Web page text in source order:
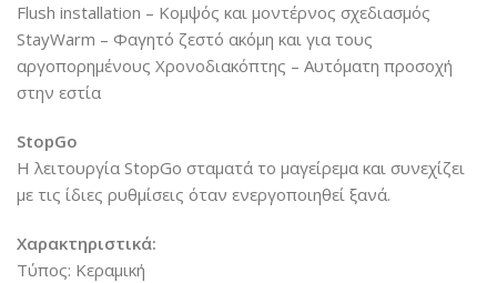
Flush installation – Κομψός και μοντέρνος σχεδιασμός
StayWarm – Φαγητό ζεστό ακόμη και για τους
αργοπορημένους Χρονοδιακόπτης – Αυτόματη προσοχή
στην εστία
StopGo
Η λειτουργία StopGo σταματά το μαγείρεμα και συνεχίζει
με τις ίδιες ρυθμίσεις όταν ενεργοποιηθεί ξανά.
Χαρακτηριστικά:
Τύπος: Κεραμική